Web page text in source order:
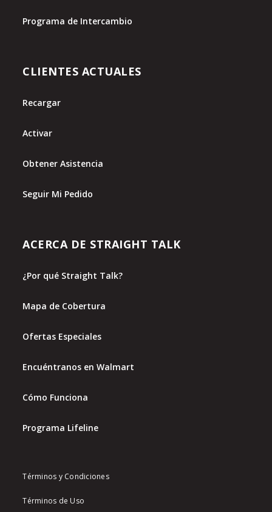
Programa de Intercambio
CLIENTES ACTUALES
Recargar
Activar
Obtener Asistencia
Seguir Mi Pedido
ACERCA DE STRAIGHT TALK
¿Por qué Straight Talk?
Mapa de Cobertura
Ofertas Especiales
Encuéntranos en Walmart
Cómo Funciona
Programa Lifeline
Términos y Condiciones
Términos de Uso